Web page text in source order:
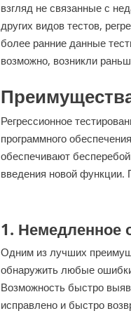
взгляд не связанные с
других видов тестов,
более ранние данные
возможно, возникли
Регрессионное
программного
обеспечивают
введения новой функции.
1. Немедленное
Одним из лучших
обнаружить любые
Возможность быстро
исправлено и быстро